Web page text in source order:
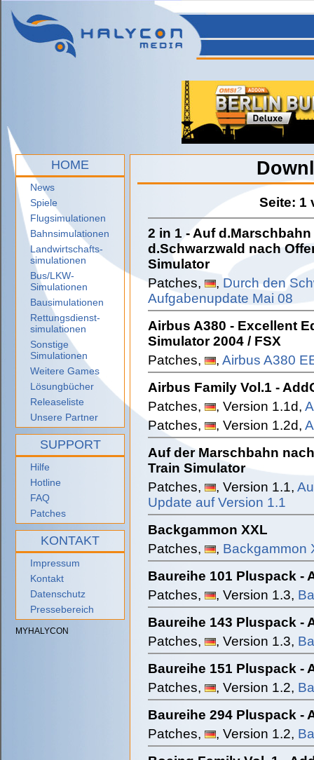
HOME
News
Spiele
Flugsimulationen
Bahnsimulationen
Landwirtschafts-
simulationen
Bus/LKW-
Simulationen
Bausimulationen
Rettungsdienst-
simulationen
Sonstige
Simulationen
Weitere Games
Lösungbücher
Releaseliste
Unsere Partner
SUPPORT
Hilfe
Hotline
FAQ
Patches
KONTAKT
Impressum
Kontakt
Datenschutz
Pressebereich
MYHALYCON
Seite: 1
2 in 1 - Auf
d.Schwarzwald nach
Simulator
Patches,
, Durch den
Aufgabenupdate Mai 08
Airbus A380 - Excellent
Simulator 2004 / FSX
Patches,
, Airbus A380
Airbus Family Vol.1 -
Patches,
, Version 1.1d,
Patches,
, Version 1.2d,
Auf der Marschbahn
Train Simulator
Patches,
, Version 1.1,
Update auf Version 1.1
Backgammon XXL
Patches,
, Backgammon
Baureihe 101 Pluspack -
Patches,
, Version 1.3,
Baureihe 143 Pluspack -
Patches,
, Version 1.3,
Baureihe 151 Pluspack -
Patches,
, Version 1.2,
Baureihe 294 Pluspack -
Patches,
, Version 1.2,